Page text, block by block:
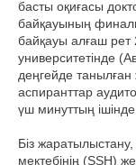
басты оқиғасы
байқауының
байқауы алғаш рет
университетінде
деңгейде
аспиранттар
үш минуттың ішінде
Біз
мектебінің (SSH)